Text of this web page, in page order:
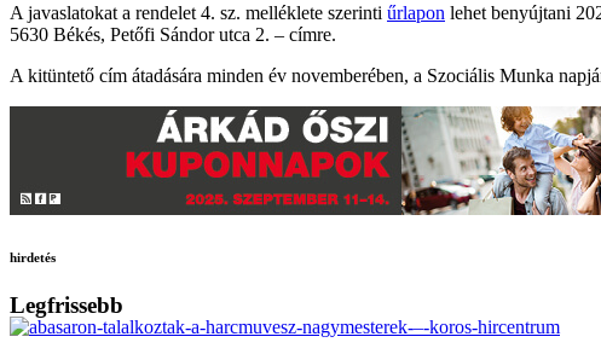
A javaslatokat a rendelet 4. sz. melléklete szerinti űrlapon lehet benyújtani
5630 Békés, Petőfi Sándor utca 2. – címre.
A kitüntető cím átadására minden év novemberében, a Szociális Munka
hirdetés
Legfrissebb